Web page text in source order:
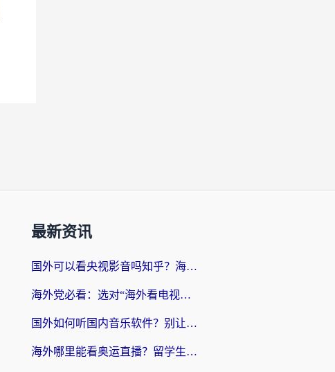
最新资讯
国外可以看央视影音吗知乎？海外党亲测有效的回国加速方案
海外党必看：选对“海外看电视剧软件”，再也不用愁国内剧刷不了
国外如何听国内音乐软件？别让地域限制，断了你的中文歌单
海外哪里能看奥运直播？留学生&海外华人必看的体育赛事观赛终极指南